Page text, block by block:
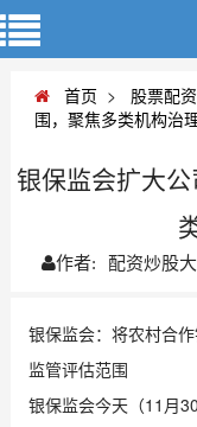
首页 > 股票配
围，聚焦多类机构治
银保监会扩大
作者: 配资炒股
银保监会：将农村合
监管评估范围
银保监会今天（11月